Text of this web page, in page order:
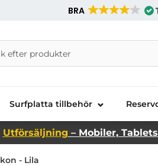
BRA
Danira Telecom AB
Surfplatta tillbehör
Utförsäljning – Mobiler,
- Lila